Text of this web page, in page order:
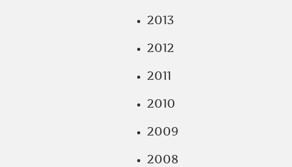
2013
2012
2011
2010
2009
2008